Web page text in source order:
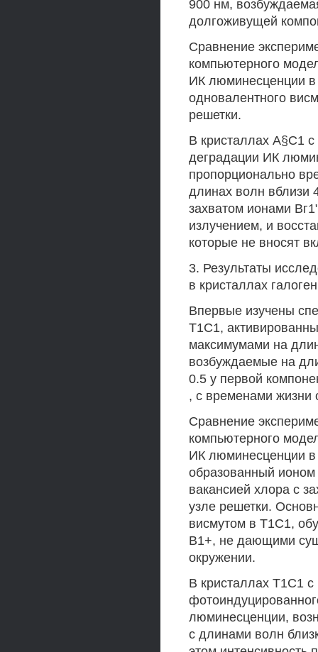
900 нм,
долгоживущей
Сравнение
компьютерного
ИК люминесценции
одновалентного
решетки.
В кристаллах А§С1
деградации ИК
пропорционально
длинах волн вблизи
захватом ионами
излучением, и
которые не вносят
3. Результаты
в кристаллах
Впервые изучены
Т1С1,
максимумами на
возбуждаемые на
0.5 у первой
, с временами жизни
Сравнение
компьютерного
ИК люминесценции в
образованный
вакансией хлора с
узле решетки.
висмутом в Т1С1,
В1+, не дающими
окружении.
В кристаллах Т1С1
люминесценции,
с длинами волн